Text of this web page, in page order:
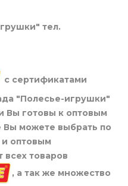
тел.
с сертификатами
"Полесье-игрушки"
Вы готовы к оптовым
Вы можете выбрать по
оптовым
товаров
, а так же множество